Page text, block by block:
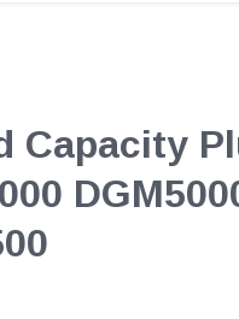
Capacity